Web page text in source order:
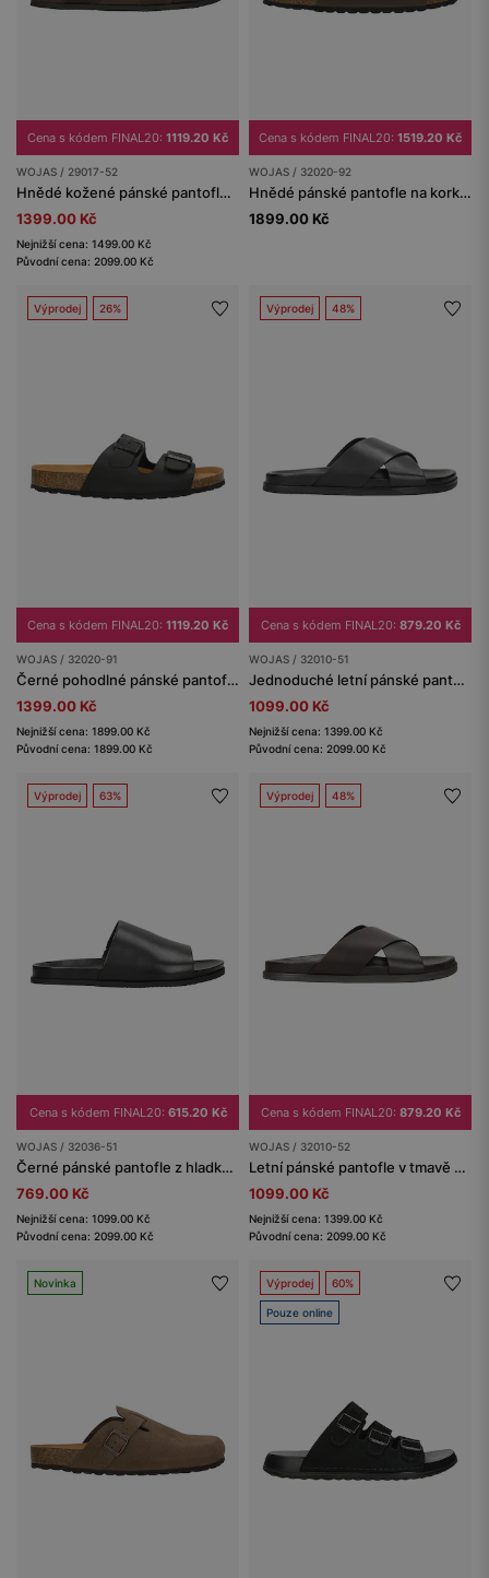
Cena s kódem FINAL20: 1119.20 Kč
WOJAS / 29017-52
Hnědé kožené pánské pantofle-sandály s odnímatelným páskem 2v1
1399.00 Kč
Nejnižší cena: 1499.00 Kč
Původní cena: 2099.00 Kč
Cena s kódem FINAL20: 1519.20 Kč
WOJAS / 32020-92
Hnědé pánské pantofle na korkové podešvi z crazy horse kůže
1899.00 Kč
Výprodej 26%
Cena s kódem FINAL20: 1119.20 Kč
WOJAS / 32020-91
Černé pohodlné pánské pantofle na korkové podrážce
1399.00 Kč
Nejnižší cena: 1899.00 Kč
Původní cena: 1899.00 Kč
Výprodej 48%
Cena s kódem FINAL20: 879.20 Kč
WOJAS / 32010-51
Jednoduché letní pánské pantofle z černé kůže
1099.00 Kč
Nejnižší cena: 1399.00 Kč
Původní cena: 2099.00 Kč
Výprodej 63%
Cena s kódem FINAL20: 615.20 Kč
WOJAS / 32036-51
Černé pánské pantofle z hladké lícové kůže
769.00 Kč
Nejnižší cena: 1099.00 Kč
Původní cena: 2099.00 Kč
Výprodej 48%
Cena s kódem FINAL20: 879.20 Kč
WOJAS / 32010-52
Letní pánské pantofle v tmavě hnědé barvě
1099.00 Kč
Nejnižší cena: 1399.00 Kč
Původní cena: 2099.00 Kč
Novinka Výprodej 60%
Pouze online